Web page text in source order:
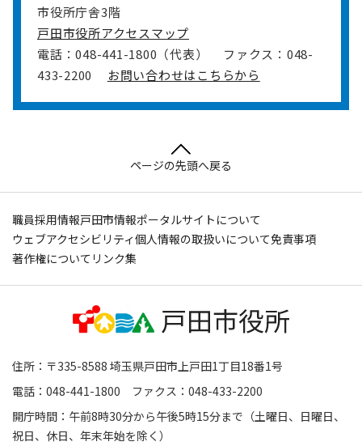
市役所庁舎3階
戸田市役所アクセスマップ
電話：048-441-1800（代表）
ファクス：048-
433-2200
お問い合わせはこちらから
ページの先頭へ戻る
職員採用情報戸田市情報ポータルサイトについて
ウェブアクセシビリティ個人情報の取扱いについて免責事項
著作権について リンク集
住所：〒335-8588 埼玉県戸田市上戸田1丁目18番1号
電話：048-441-1800 ファクス：048-433-2200
開庁時間：午前8時30分から午後5時15分まで（土曜日、日曜日、
祝日、休日、年末年始を除く）